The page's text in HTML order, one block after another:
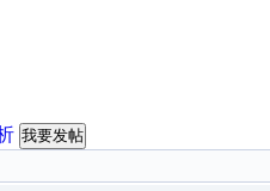
我要发帖